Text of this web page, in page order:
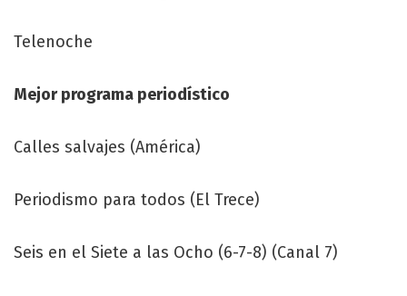
Telenoche
Mejor programa periodístico
Calles salvajes (América)
Periodismo para todos (El Trece)
Seis en el Siete a las Ocho (6-7-8) (Canal 7)